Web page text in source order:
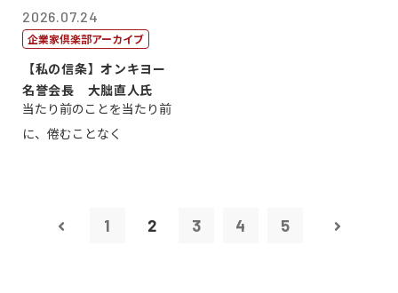
2026.07.24
企業家倶楽部アーカイブ
【私の信条】オンキヨー
名誉会長 大朏直人氏
当たり前のことを当たり前
に、倦むことなく
1 2 3 4 5